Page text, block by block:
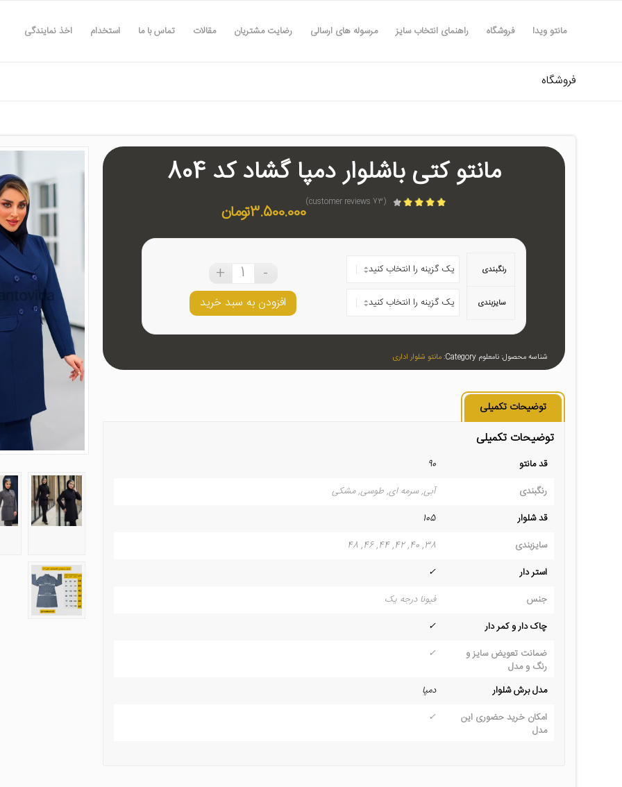
مانتو ویدا فروشگاه راهنمای انتخاب سایز مرسوله های ارسالی رضایت مشتریان مقالات تماس با ما استخدام اخذ نمایندگی
فروشگاه
مانتو کتی باشلوار دمپا گشاد کد 804
(
73
3.500.000تومان
رنگبندی
سایزبندی افزودن به سبد خرید
شناسه محصول:نامعلوم Category: مانتو شلوار اداری
توضیحات تکمیلی
توضیحات تکمیلی
قد مانتو
90
رنگبندی
آبی, سرمه ای, طوسی, مشکی
قد شلوار
105
سایزبندی
38, 40, 42, 44, 46, 48
استر دار
✓
جنس
فیونا درجه یک
چاک دار و کمر دار
✓
ضمانت تعویض سایز و
رنگ و مدل
✓
مدل برش شلوار
دمپا
امکان خرید حضوری این
مدل
✓